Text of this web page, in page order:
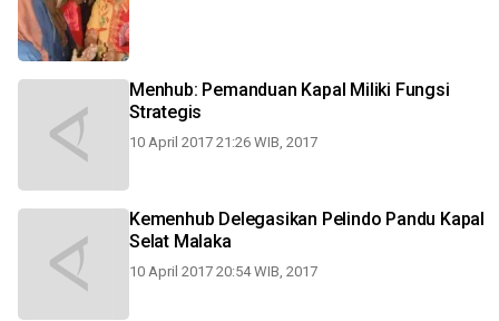
Menhub: Pemanduan Kapal Miliki Fungsi
Strategis
10 April 2017 21:26 WIB, 2017
Kemenhub Delegasikan Pelindo Pandu Kapal
Selat Malaka
10 April 2017 20:54 WIB, 2017